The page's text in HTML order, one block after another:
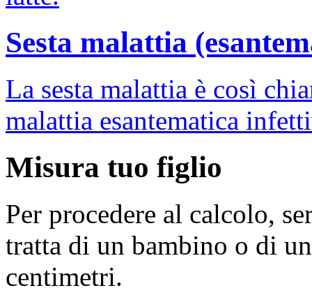
Sesta malattia
La sesta malattia è così
malattia esantematica
Misura tuo figlio
Per procedere al calcolo,
tratta di un bambino o di
centimetri.